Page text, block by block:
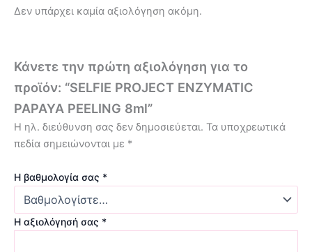
Δεν υπάρχει καμία αξιολόγηση ακόμη.
Κάνετε την πρώτη αξιολόγηση για το
προϊόν: “SELFIE PROJECT ENZYMATIC
PAPAYA PEELING 8ml”
Η ηλ. διεύθυνση σας δεν δημοσιεύεται. Τα υποχρεωτικά
πεδία σημειώνονται με *
Η βαθμολογία σας *
Η αξιολόγησή σας *